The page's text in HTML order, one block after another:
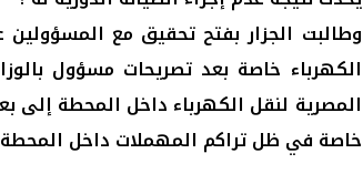
وطالبت الجزار بفتح تحقيق مع
الكهرباء خاصة بعد تصريحات مسؤول
المصرية لنقل الكهرباء داخل المحطة إلى
خاصة في ظل تراكم المهملات داخل